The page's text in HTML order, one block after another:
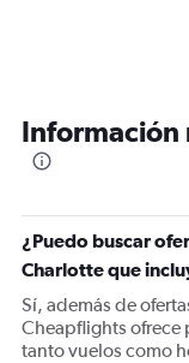
Información
¿Puedo buscar
Charlotte que
Sí, además de
Cheapflights ofrece
tanto vuelos como